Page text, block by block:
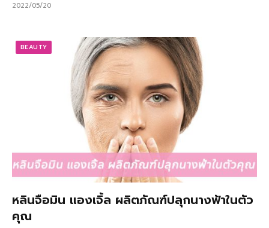
2022/05/20
BEAUTY
หลินจือมิน แองเจิ้ล ผลิตภัณฑ์ปลุกนางฟ้าในตัว
คุณ